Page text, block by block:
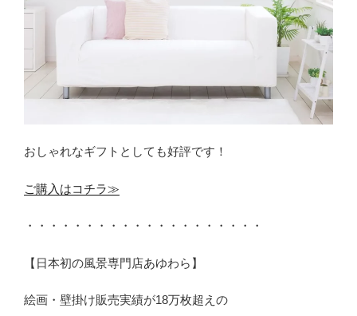
おしゃれなギフトとしても好評です！
ご購入はコチラ≫
・・・・・・・・・・・・・・・・・・・・
【日本初の風景専門店あゆわら】
絵画・壁掛け販売実績が18万枚超えの